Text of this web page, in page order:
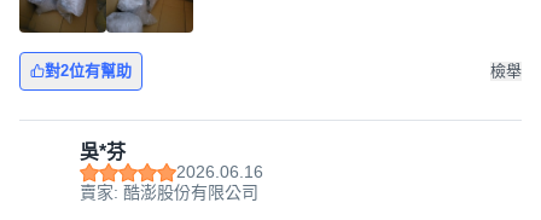
對2位有幫助 檢舉
吳*芬
2026.06.16
賣家: 酷澎股份有限公司